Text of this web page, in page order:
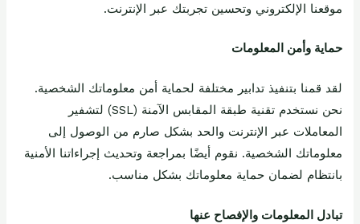
موقعنا الإلكتروني وتحسين تجربتك عبر الإنترنت.
حماية وأمن المعلومات
لقد قمنا بتنفيذ تدابير مختلفة لحماية أمن معلوماتك الشخصية.
نحن نستخدم تقنية طبقة المقابس الآمنة (SSL) لتشفير
المعاملات عبر الإنترنت والحد بشكل صارم من الوصول إلى
معلوماتك الشخصية. نقوم أيضًا بمراجعة وتحديث إجراءاتنا الأمنية
بانتظام لضمان حماية معلوماتك بشكل مناسب.
تبادل المعلومات والإفصاح عنها